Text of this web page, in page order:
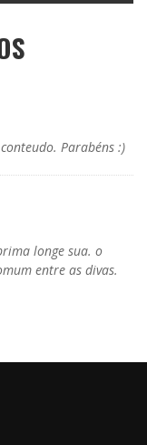
Parabéns :)
longe sua. o
entre as divas.